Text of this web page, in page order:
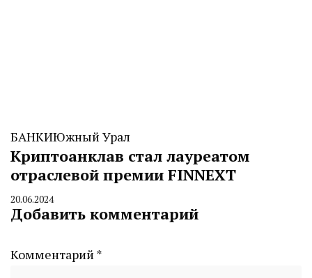
БАНКИЮжный Урал
Криптоанклав стал лауреатом
отраслевой премии FINNEXT
By
CHELINDUSTRY
20.06.2024
Добавить комментарий
Комментарий *